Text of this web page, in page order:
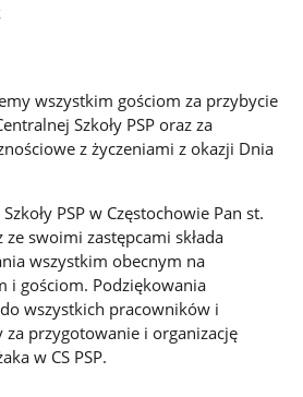
wszystkim gościom za przybycie
Szkoły PSP oraz za
z życzeniami z okazji Dnia
PSP w Częstochowie Pan st.
swoimi zastępcami składa
wszystkim obecnym na
i gościom. Podziękowania
wszystkich pracowników i
za przygotowanie i organizację
w CS PSP.